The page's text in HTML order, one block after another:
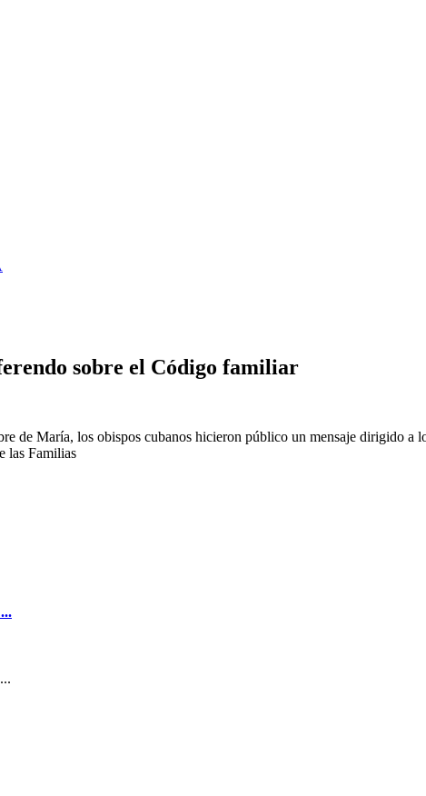
sobre el Código familiar
de María, los obispos cubanos hicieron público un mensaje dirigido a
las Familias